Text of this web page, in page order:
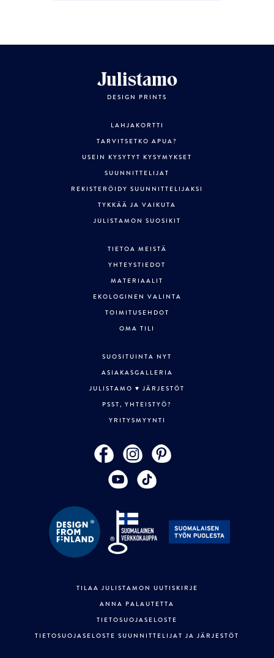
Julistamo
DESIGN PRINTS
LAHJAKORTTI
TARVITSETKO APUA?
USEIN KYSYTYT KYSYMYKSET
SUUNNITTELIJAT
REKISTERÖIDY SUUNNITTELIJAKSI
TYKKÄÄ JA VAIKUTA
JULISTAMON SUOSIKIT
TIETOA MEISTÄ
YHTEYSTIEDOT
MATERIAALIT
EKOLOGINEN VALINTA
TOIMITUSEHDOT
OMA TILI
SUOSITUINTA NYT
ASIAKASGALLERIA
JULISTAMO ♥ JÄRJESTÖT
PSST, YHTEISTYÖ?
YRITYSMYYNTI
TILAA JULISTAMON UUTISKIRJE
ANNA PALAUTETTA
TIETOSUOJASELOSTE
TIETOSUOJASELOSTE SUUNNITTELIJAT JA JÄRJESTÖT